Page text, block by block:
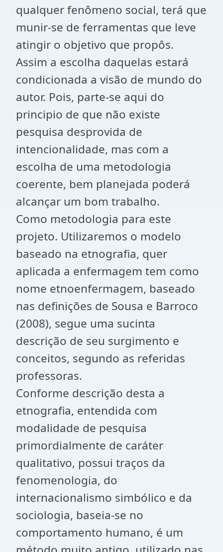
qualquer fenômeno social, terá que
munir-se de ferramentas que leve
atingir o objetivo que propôs.
Assim a escolha daquelas estará
condicionada a visão de mundo do
autor. Pois, parte-se aqui do
principio de que não existe
pesquisa desprovida de
intencionalidade, mas com a
escolha de uma metodologia
coerente, bem planejada poderá
alcançar um bom trabalho.
Como metodologia para este
projeto. Utilizaremos o modelo
baseado na etnografia, quer
aplicada a enfermagem tem como
nome etnoenfermagem, baseado
nas definições de Sousa e Barroco
(2008), segue uma sucinta
descrição de seu surgimento e
conceitos, segundo as referidas
professoras.
Conforme descrição desta a
etnografia, entendida com
modalidade de pesquisa
primordialmente de caráter
qualitativo, possui traços da
fenomenologia, do
internacionalismo simbólico e da
sociologia, baseia-se no
comportamento humano, é um